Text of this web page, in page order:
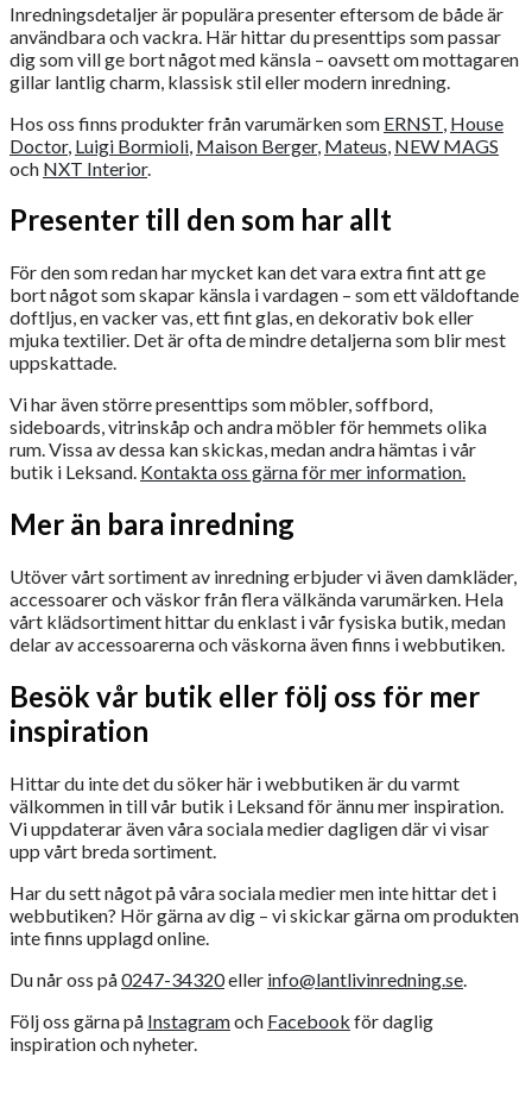
Inredningsdetaljer är populära presenter eftersom de både är
användbara och vackra. Här hittar du presenttips som passar
dig som vill ge bort något med känsla – oavsett om mottagaren
gillar lantlig charm, klassisk stil eller modern inredning.
Hos oss finns produkter från varumärken som ERNST House
Doctor, Luigi Bormioli Maison Berger, Mateus NEW MAGS
och NXT Interior.
Presenter till den som har allt
För den som redan har mycket kan det vara extra fint att ge
bort något som skapar känsla i vardagen – som ett väldoftande
doftljus, en vacker vas, ett fint glas, en dekorativ bok eller
mjuka textilier. Det är ofta de mindre detaljerna som blir mest
uppskattade.
Vi har även större presenttips som möbler, soffbord,
sideboards, vitrinskåp och andra möbler för hemmets olika
rum. Vissa av dessa kan skickas, medan andra hämtas i vår
butik i Leksand. Kontakta oss gärna för mer information.
Mer än bara inredning
Utöver vårt sortiment av inredning erbjuder vi även damkläder,
accessoarer och väskor från flera välkända varumärken. Hela
vårt klädsortiment hittar du enklast i vår fysiska butik, medan
delar av accessoarerna och väskorna även finns i webbutiken.
Besök vår butik eller följ oss för mer
inspiration
Hittar du inte det du söker här i webbutiken är du varmt
välkommen in till vår butik i Leksand för ännu mer inspiration.
Vi uppdaterar även våra sociala medier dagligen där vi visar
upp vårt breda sortiment.
Har du sett något på våra sociala medier men inte hittar det i
webbutiken? Hör gärna av dig – vi skickar gärna om produkten
inte finns upplagd online.
Du når oss på0247-34320eller info@lantlivinredning.se.
Följ oss gärna på Instagramoch Facebook för daglig
inspiration och nyheter.